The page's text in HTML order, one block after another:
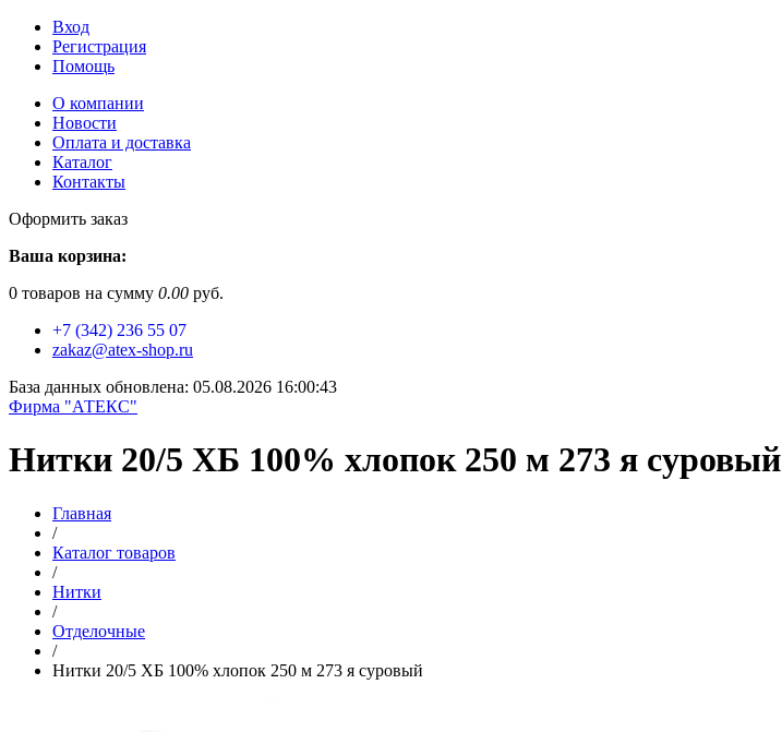
Вход
Регистрация
Помощь
О компании
Новости
Оплата и доставка
Каталог
Контакты
Оформить заказ
Ваша корзина:
0 товаров на сумму 0.00 руб.
+7 (342) 236 55 07
zakaz@atex-shop.ru
База данных обновлена: 05.08.2026 16:00:43
Фирма "АТЕКС"
Нитки 20/5 ХБ 100% хлопок 250 м 273 я суровый
Главная
/
Каталог товаров
/
Нитки
/
Отделочные
/
Нитки 20/5 ХБ 100% хлопок 250 м 273 я суровый